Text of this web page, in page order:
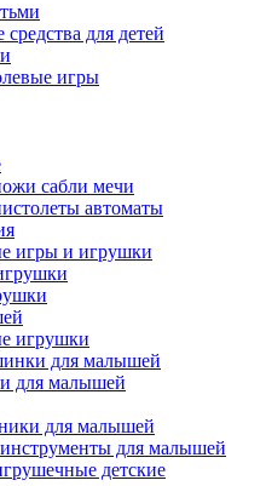
для детей
игры
сабли мечи
автоматы
игры и игрушки
игрушки
для малышей
для малышей
для малышей
для малышей
детские